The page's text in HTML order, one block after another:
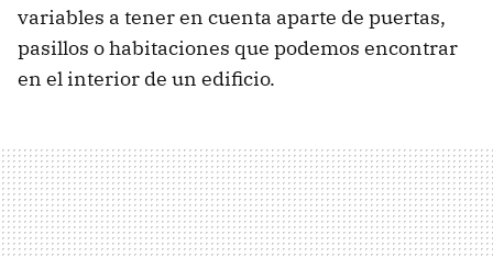
variables a tener en cuenta aparte de puertas,
pasillos o habitaciones que podemos encontrar
en el interior de un edificio.